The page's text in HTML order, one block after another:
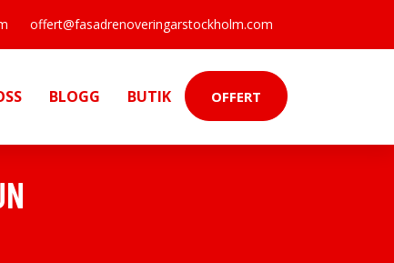
offert@fasadrenoveringarstockholm.com
BLOGG BUTIK OFFERT